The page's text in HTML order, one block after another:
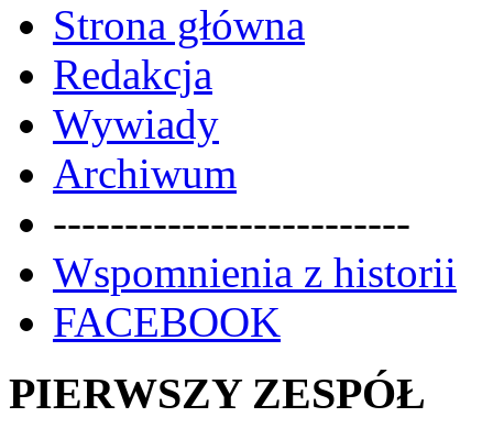
Strona główna
Redakcja
Wywiady
Archiwum
-------------------------
Wspomnienia z historii
FACEBOOK
PIERWSZY ZESPÓŁ